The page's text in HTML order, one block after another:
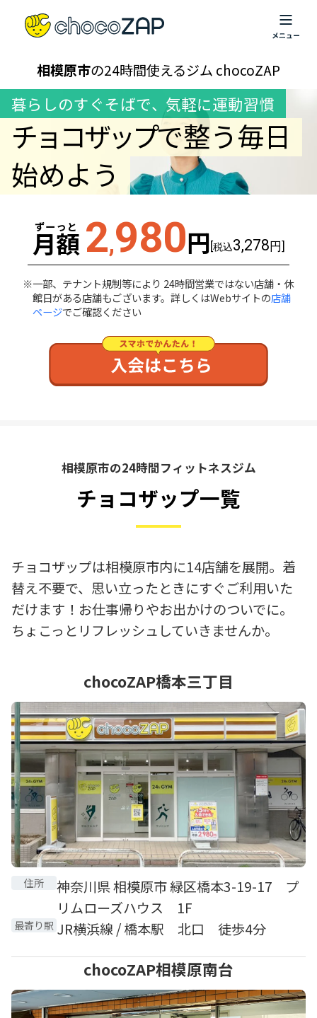
相模原市の24時間使えるジム chocoZAP
暮らしのすぐそばで、 気軽に運動習慣
チョコザップで整う毎日
始めよう
ずーっと
月額 2,980円[税込3,278円]
一部、テナント規制等により 24時間営業ではない店舗・休
館日がある店舗もございます。詳しくはWebサイトの店舗
ページでご確認ください
相模原市の24時間フィットネスジム
チョコザップ一覧
チョコザップは相模原市内に14店舗を展開。着
替え不要で、思い立ったときにすぐご利用いた
だけます！お仕事帰りやお出かけのついでに。
ちょこっとリフレッシュしていきませんか。
chocoZAP橋本三丁目
住所
神奈川県 相模原市 緑区橋本3-19-17 プ
リムローズハウス 1F
最寄り駅 JR横浜線 / 橋本駅 北口 徒歩4分
chocoZAP相模原南台